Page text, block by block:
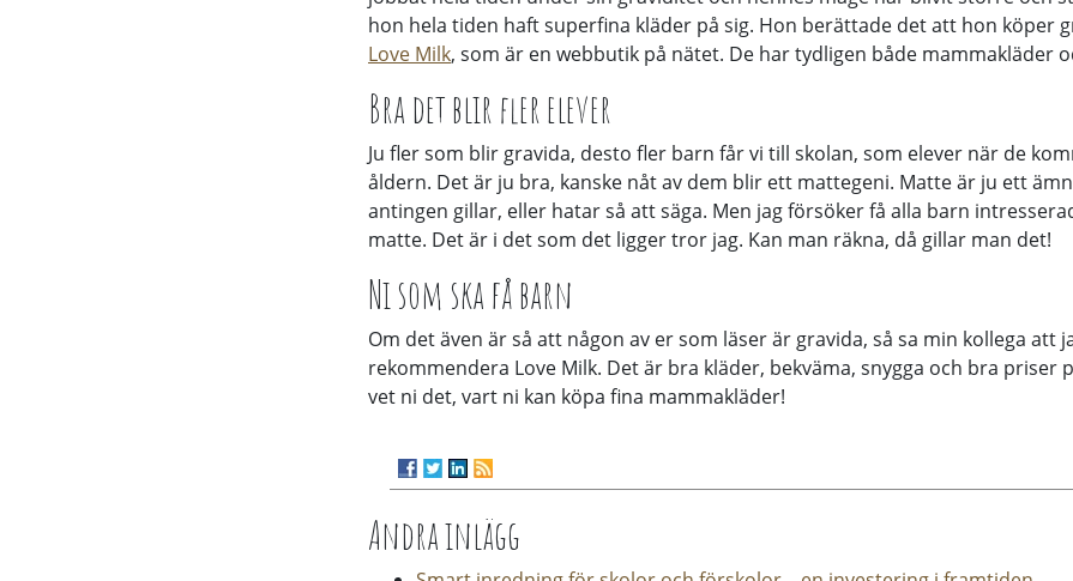
hon hela tiden haft superfina kläder på sig. Hon berättade det att hon köper
Love Milk, som är en webbutik på nätet. De har tydligen både mammakläder
Bra det blir fler elever
Ju fler som blir gravida, desto fler barn får vi till skolan, som elever när de
åldern. Det är ju bra, kanske nåt av dem blir ett mattegeni. Matte är ju ett
antingen gillar, eller hatar så att säga. Men jag försöker få alla barn
matte. Det är i det som det ligger tror jag. Kan man räkna, då gillar man det!
Ni som ska få barn
Om det även är så att någon av er som läser är gravida, så sa min kollega att
rekommendera Love Milk. Det är bra kläder, bekväma, snygga och bra priser
vet ni det, vart ni kan köpa fina mammakläder!
Andra inlägg